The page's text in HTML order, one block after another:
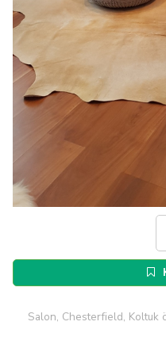
Salon, Chesterfield, Koltuk